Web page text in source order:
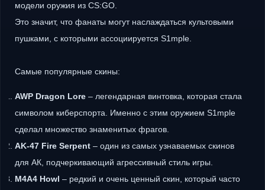
модели оружия из CS:GO.
Это значит, что фанаты могут наслаждаться культовыми
пушками, с которыми ассоциируется S1mple.
Самые популярные скины:
AWP Dragon Lore – легендарная винтовка, которая стала
символом киберспорта. Именно с этим оружием S1mple
сделал множество знаменитых фрагов.
AK-47 Fire Serpent – один из самых узнаваемых скинов
для АК, подчеркивающий агрессивный стиль игры.
M4A4 Howl – редкий и очень ценный скин, который часто